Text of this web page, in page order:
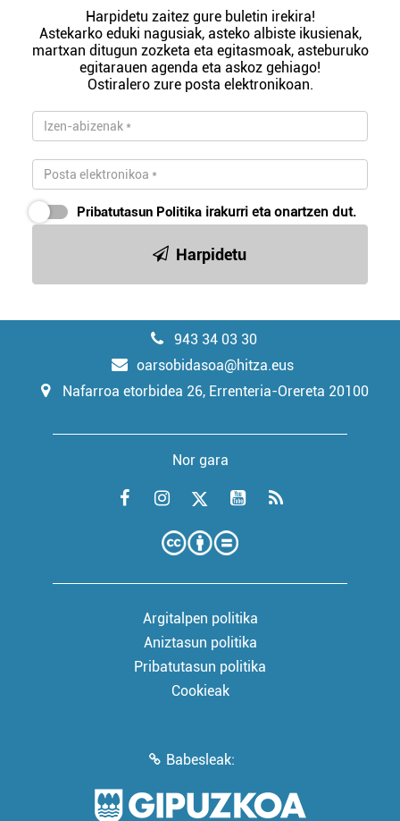
Harpidetu zaitez gure buletin irekira!
Astekarko eduki nagusiak, asteko albiste ikusienak,
martxan ditugun zozketa eta egitasmoak, asteburuko
egitarauen agenda eta askoz gehiago!
Ostiralero zure posta elektronikoan.
Pribatutasun Politika irakurri eta onartzen dut.
Harpidetu
943 34 03 30
oarsobidasoa@hitza.eus
Nafarroa etorbidea 26, Errenteria-Orereta 20100
Nor gara
Argitalpen politika
Aniztasun politika
Pribatutasun politika
Cookieak
Babesleak: